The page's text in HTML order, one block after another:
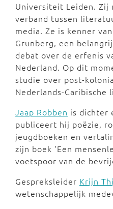
Universiteit Leiden. Zij
verband tussen
media. Ze is kenner
Grunberg, een
debat over de erfenis
Nederland. Op dit
studie over post-
Nederlands-Caribische
Jaap Robben is dichter
publiceert hij poëzie,
jeugdboeken en
zijn boek 'Een
voetspoor van de
Gespreksleider Krijn
wetenschappelijk